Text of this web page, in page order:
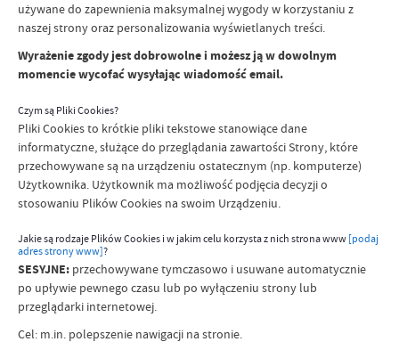
używane do zapewnienia maksymalnej wygody w korzystaniu z
naszej strony oraz personalizowania wyświetlanych treści.
Wyrażenie zgody jest dobrowolne i możesz ją w dowolnym
momencie wycofać wysyłając wiadomość email.
Czym są Pliki Cookies?
Pliki Cookies to krótkie pliki tekstowe stanowiące dane
informatyczne, służące do przeglądania zawartości Strony, które
przechowywane są na urządzeniu ostatecznym (np. komputerze)
Użytkownika. Użytkownik ma możliwość podjęcia decyzji o
stosowaniu Plików Cookies na swoim Urządzeniu.
Jakie są rodzaje Plików Cookies i w jakim celu korzysta z nich strona www[podaj
adres strony www]?
SESYJNE: przechowywane tymczasowo i usuwane automatycznie
po upływie pewnego czasu lub po wyłączeniu strony lub
przeglądarki internetowej.
Cel: m.in. polepszenie nawigacji na stronie.